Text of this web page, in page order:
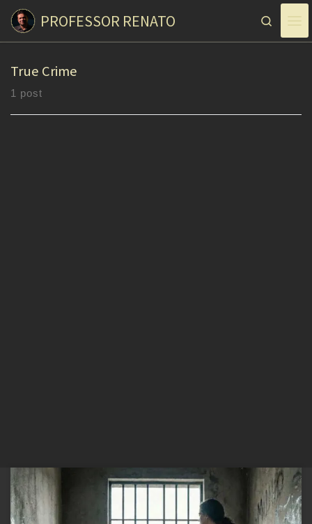
Skip to content
PROFESSOR RENATO
True Crime
1 post